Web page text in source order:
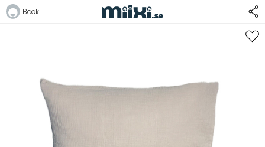
E-postadress
Lösenord
Back